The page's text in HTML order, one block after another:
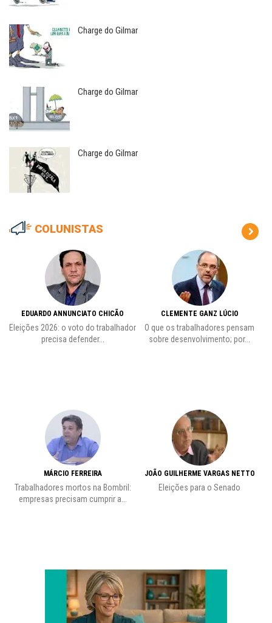
Charge do Gilmar
Charge do Gilmar
Charge do Gilmar
COLUNISTAS
EDUARDO ANNUNCIATO CHICÃO
Eleições 2026: o voto do trabalhador
precisa defender...
MÁRCIO FERREIRA
Trabalhadores mortos na Bombril:
empresas precisam cumprir a...
CLEMENTE GANZ LÚCIO
O que os trabalhadores pensam
sobre desenvolvimento; por...
JOÃO GUILHERME VARGAS NETTO
Eleições para o Senado